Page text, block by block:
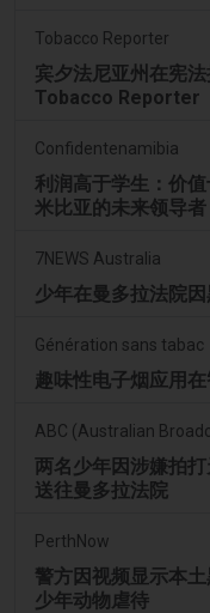
Tobacco Reporter
宾夕法尼亚州在宪
Tobacco Reporter
Confidentenamibia
利润高于学生：价
米比亚的未来领导者
7NEWS Australia
少年在曼多拉法院
Génération sans tabac
趣味性电子烟应用
两名少年因涉嫌拍
送往曼多拉法院
PerthNow
警方因视频显示本
少年动物虐待